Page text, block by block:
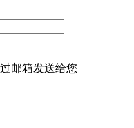
邮箱发送给您